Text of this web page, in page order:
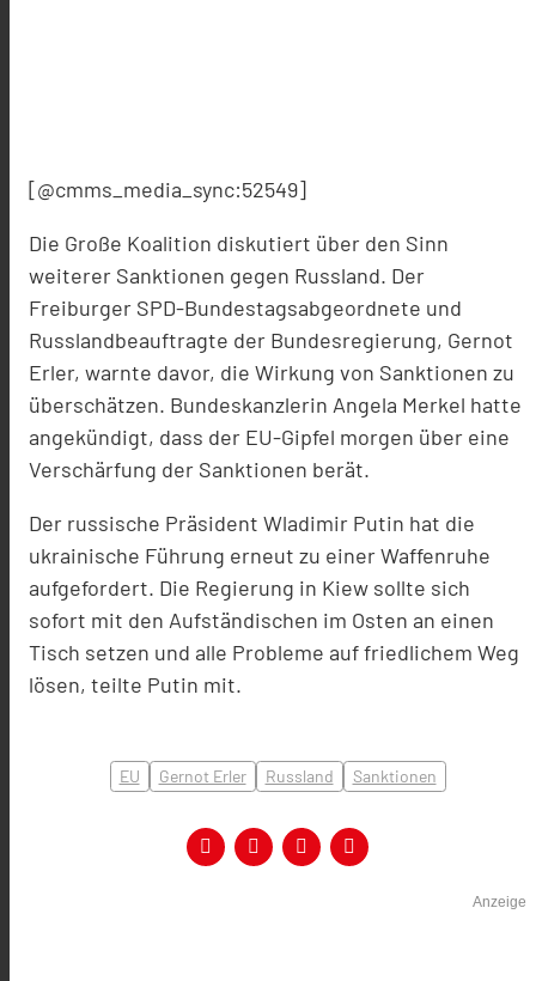
[@cmms_media_sync:52549]
Die Große Koalition diskutiert über den Sinn
weiterer Sanktionen gegen Russland. Der
Freiburger SPD-Bundestagsabgeordnete und
Russlandbeauftragte der Bundesregierung, Gernot
Erler, warnte davor, die Wirkung von Sanktionen zu
überschätzen. Bundeskanzlerin Angela Merkel hatte
angekündigt, dass der EU-Gipfel morgen über eine
Verschärfung der Sanktionen berät.
Der russische Präsident Wladimir Putin hat die
ukrainische Führung erneut zu einer Waffenruhe
aufgefordert. Die Regierung in Kiew sollte sich
sofort mit den Aufständischen im Osten an einen
Tisch setzen und alle Probleme auf friedlichem Weg
lösen, teilte Putin mit.
EU Gernot Erler Russland Sanktionen
Anzeige